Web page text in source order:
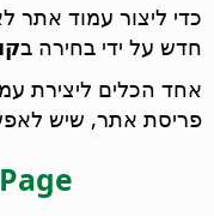
כדי ליצור עמוד אתר
חדש על ידי בחירה ב
אחד הכלים ליצירת
פריסת אתר, שיש